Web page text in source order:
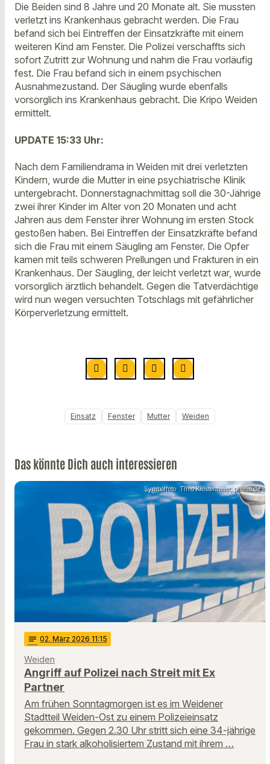
Die Beiden sind 8 Jahre und 20 Monate alt. Sie mussten
verletzt ins Krankenhaus gebracht werden. Die Frau
befand sich bei Eintreffen der Einsatzkräfte mit einem
weiteren Kind am Fenster. Die Polizei verschaffts sich
sofort Zutritt zur Wohnung und nahm die Frau vorläufig
fest. Die Frau befand sich in einem psychischen
Ausnahmezustand. Der Säugling wurde ebenfalls
vorsorglich ins Krankenhaus gebracht. Die Kripo Weiden
ermittelt.
UPDATE 15:33 Uhr:
Nach dem Familiendrama in Weiden mit drei verletzten
Kindern, wurde die Mutter in eine psychiatrische Klinik
untergebracht. Donnerstagnachmittag soll die 30-Jährige
zwei ihrer Kinder im Alter von 20 Monaten und acht
Jahren aus dem Fenster ihrer Wohnung im ersten Stock
gestoßen haben. Bei Eintreffen der Einsatzkräfte befand
sich die Frau mit einem Säugling am Fenster. Die Opfer
kamen mit teils schweren Prellungen und Frakturen in ein
Krankenhaus. Der Säugling, der leicht verletzt war, wurde
vorsorglich ärztlich behandelt. Gegen die Tatverdächtige
wird nun wegen versuchten Totschlags mit gefährlicher
Körperverletzung ermittelt.
Einsatz Fenster Mutter Weiden
Das könnte Dich auch interessieren
Symbolfoto: Timo Klostermeier, pixelio.de
notes 02. März 2026 11:15
Weiden
Angriff auf Polizei nach Streit mit Ex
Partner
Am frühen Sonntagmorgen ist es im Weidener
Stadtteil Weiden-Ost zu einem Polizeieinsatz
gekommen. Gegen 2.30 Uhr stritt sich eine 34-jährige
Frau in stark alkoholisiertem Zustand mit ihrem …